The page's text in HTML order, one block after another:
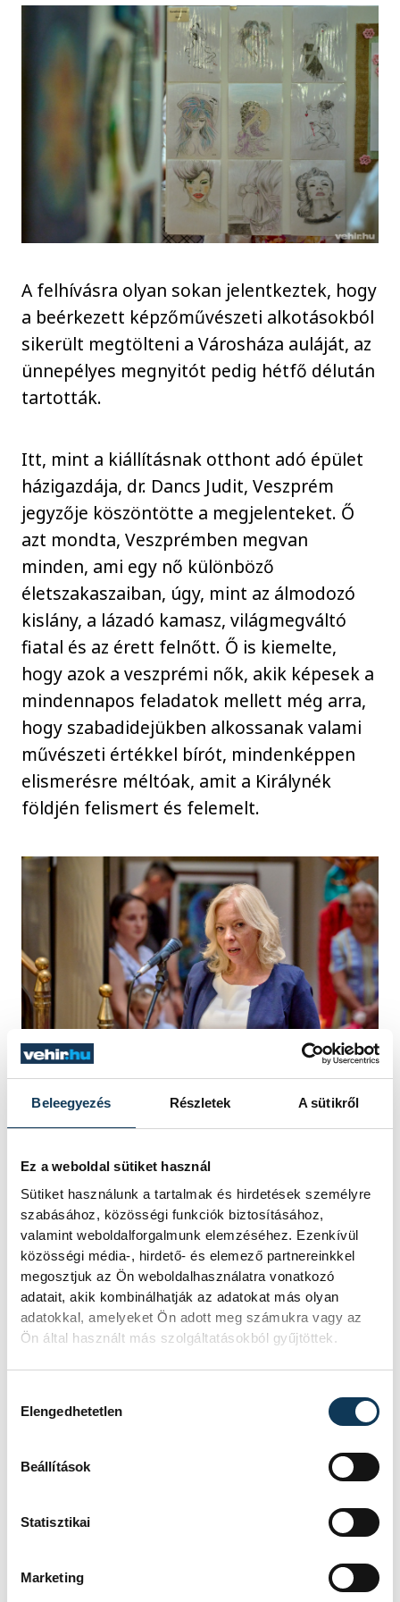
Beleegyezés Részletek A sütikről
Ez a weboldal sütiket használ
Sütiket használunk a tartalmak és hirdetések személyre
szabásához, közösségi funkciók biztosításához,
valamint weboldalforgalmunk elemzéséhez. Ezenkívül
közösségi média-, hirdető- és elemező partnereinkkel
megosztjuk az Ön weboldalhasználatra vonatkozó
adatait, akik kombinálhatják az adatokat más olyan
adatokkal, amelyeket Ön adott meg számukra vagy az
Ön által használt más szolgáltatásokból gyűjtöttek.
Elengedhetetlen
Beállítások
Statisztikai
Marketing
A felhívásra olyan sokan jelentkeztek, hogy
a beérkezett képzőművészeti alkotásokból
sikerült megtölteni a Városháza auláját, az
ünnepélyes megnyitót pedig hétfő délután
tartották.
Itt, mint a kiállításnak otthont adó épület
házigazdája, dr. Dancs Judit, Veszprém
jegyzője köszöntötte a megjelenteket. Ő
azt mondta, Veszprémben megvan
minden, ami egy nő különböző
életszakaszaiban, úgy, mint az álmodozó
kislány, a lázadó kamasz, világmegváltó
fiatal és az érett felnőtt. Ő is kiemelte,
hogy azok a veszprémi nők, akik képesek a
mindennapos feladatok mellett még arra,
hogy szabadidejükben alkossanak valami
művészeti értékkel bírót, mindenképpen
elismerésre méltóak, amit a Királynék
földjén felismert és felemelt.
pillanata is, amikor az egyik ilyen alkotó,
Verb Imréné Etelka egy saját
gobelinhímzéssel készült és a veszprémi
várat ábrázoló képét átadta a jelenlévő
Porga Gyula polgármesternek ajándékba.